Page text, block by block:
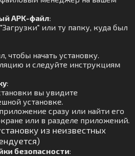
APK-файл:
или ту папку, куда был
чтобы начать установку.
и следуйте инструкциям
:
вы увидите
установке.
сразу или найти его
или в разделе приложений.
из неизвестных
безопасности: